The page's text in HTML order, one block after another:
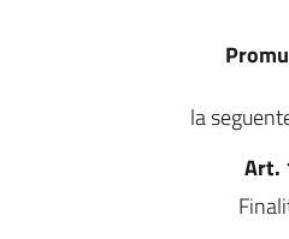
la
Art.